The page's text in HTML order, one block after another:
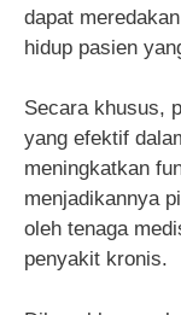
dapat
hidup pasien
Secara khusus,
yang efektif
meningkatkan
menjadikannya
oleh tenaga
penyakit kronis.